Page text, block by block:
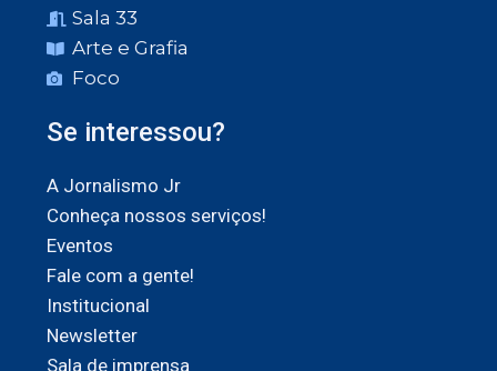
Sala 33
Arte e Grafia
Foco
Se interessou?
A Jornalismo Jr
Conheça nossos serviços!
Eventos
Fale com a gente!
Institucional
Newsletter
Sala de imprensa